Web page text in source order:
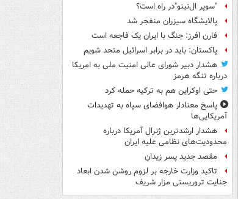
"سوپر ال‌نینو"در راه است؟
پالایشگاه سیزران منفجر شد
فارن افرز: جنگ با ایران یک فاجعه است
پاکستان: باید در برابر اسرائیل متحد شویم
هشدار دبیر شورای عالی امنیت ملی به امریکا
درباره تنگه هرمز
حتی اوکراین هم به ترکیه حمله کرد
پاسخ معنادار هوافضای سپاه به تهدیدات
آمریکایی‌ها
هشدار ارشدترین ژنرال آمریکا درباره
محدودیت‌های نظامی علیه ایران
مقصد جدید پسر زیدان
تاکید وزارت خارجه بر لزوم روشن شدن ابعاد
جنایت تروریستی مزار شریف